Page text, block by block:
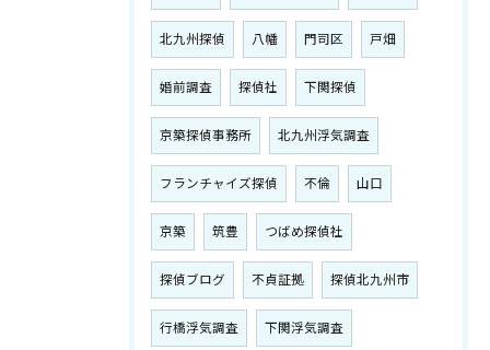
北九州探偵 八幡 門司区 戸畑
婚前調査 探偵社 下関探偵
京築探偵事務所 北九州浮気調査
フランチャイズ探偵 不倫 山口
京築 筑豊 つばめ探偵社
探偵ブログ 不貞証拠 探偵北九州市
行橋浮気調査 下関浮気調査